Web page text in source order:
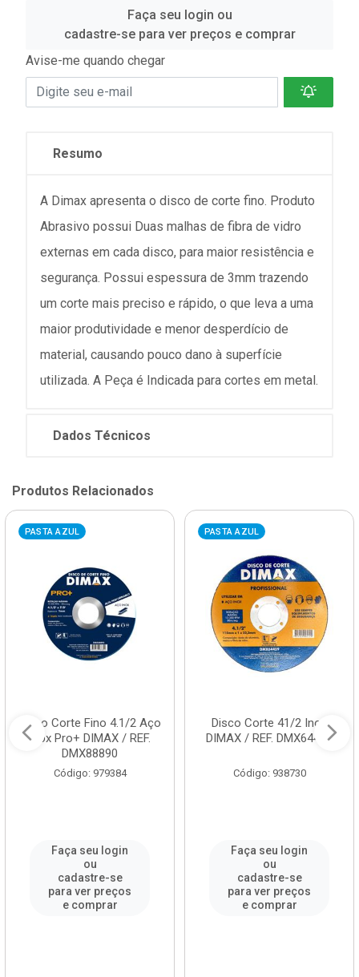
Faça seu login ou
cadastre-se para ver preços e comprar
Avise-me quando chegar
Resumo
A Dimax apresenta o disco de corte fino. Produto
Abrasivo possui Duas malhas de fibra de vidro
externas em cada disco, para maior resistência e
segurança. Possui espessura de 3mm trazendo
um corte mais preciso e rápido, o que leva a uma
maior produtividade e menor desperdício de
material, causando pouco dano à superfície
utilizada. A Peça é Indicada para cortes em metal.
Dados Técnicos
Produtos Relacionados
PASTA AZUL
Disco Corte Fino 4.1/2 Aço
Inox Pro+ DIMAX / REF.
DMX88890
Código: 979384
Faça seu login
ou
cadastre-se
para ver preços
e comprar
PASTA AZUL
Disco Corte 41/2 Inox
DIMAX / REF. DMX64429
Código: 938730
Faça seu login
ou
cadastre-se
para ver preços
e comprar